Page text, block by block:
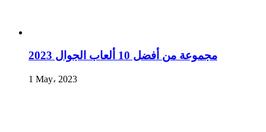
مجموعة من أفضل 10 ألعاب الجوال 2023
1 May، 2023